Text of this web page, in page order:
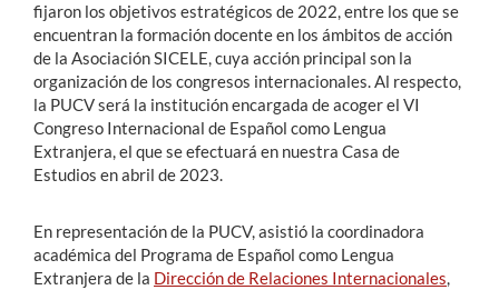
fijaron los objetivos estratégicos de 2022, entre los que se
encuentran la formación docente en los ámbitos de acción
de la Asociación SICELE, cuya acción principal son la
organización de los congresos internacionales. Al respecto,
la PUCV será la institución encargada de acoger el VI
Congreso Internacional de Español como Lengua
Extranjera, el que se efectuará en nuestra Casa de
Estudios en abril de 2023.
En representación de la PUCV, asistió la coordinadora
académica del Programa de Español como Lengua
Extranjera de la Dirección de Relaciones Internacionales,